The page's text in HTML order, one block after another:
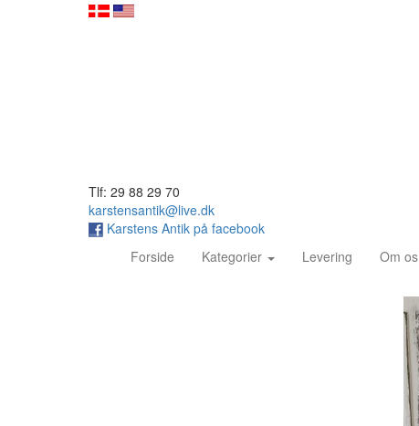
Tlf: 29 88 29 70
karstensantik@live.dk
Karstens Antik på facebook
Forside (current)Kategorier Levering Om os